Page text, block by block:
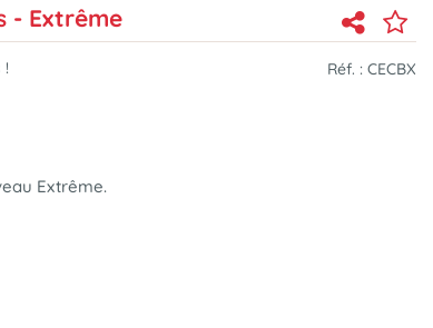
- Extrême
! Réf. : CECBX
Extrême.